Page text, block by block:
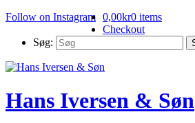
Follow on Instagram 0,00kr0 items
Checkout
Søg:
Hans Iversen & Søn